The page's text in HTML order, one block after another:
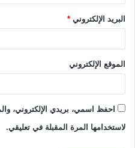
البريد الإلكتروني *
الموقع الإلكتروني
احفظ اسمي، بريدي الإلكتروني،
لاستخدامها المرة المقبلة في تعليقي.